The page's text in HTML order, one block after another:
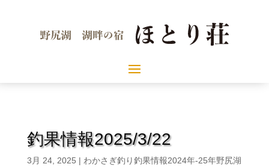
釣果情報2025/3/22
3月 24, 2025 | わかさぎ釣り釣果情報2024年-25年野尻湖